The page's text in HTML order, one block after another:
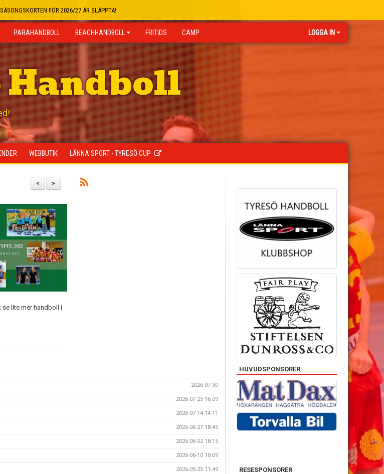
SÄSONGSKORTEN FÖR 2026/27 ÄR SLÄPPTA!
PARAHANDBOLL BEACHHANDBOLL FRITIDS CAMP LOGGA IN
Handboll
WEBBUTIK LÄNNA SPORT - TYRESÖ CUP
>
<
lite mer handboll i
2026-07-30
2026-07-25 16:09
2026-07-14 14:11
2026-06-27 18:45
2026-06-22 18:15
2026-06-10 10:09
2026-05-25 11:49
HUVUDSPONSORER
RESESPONSORER